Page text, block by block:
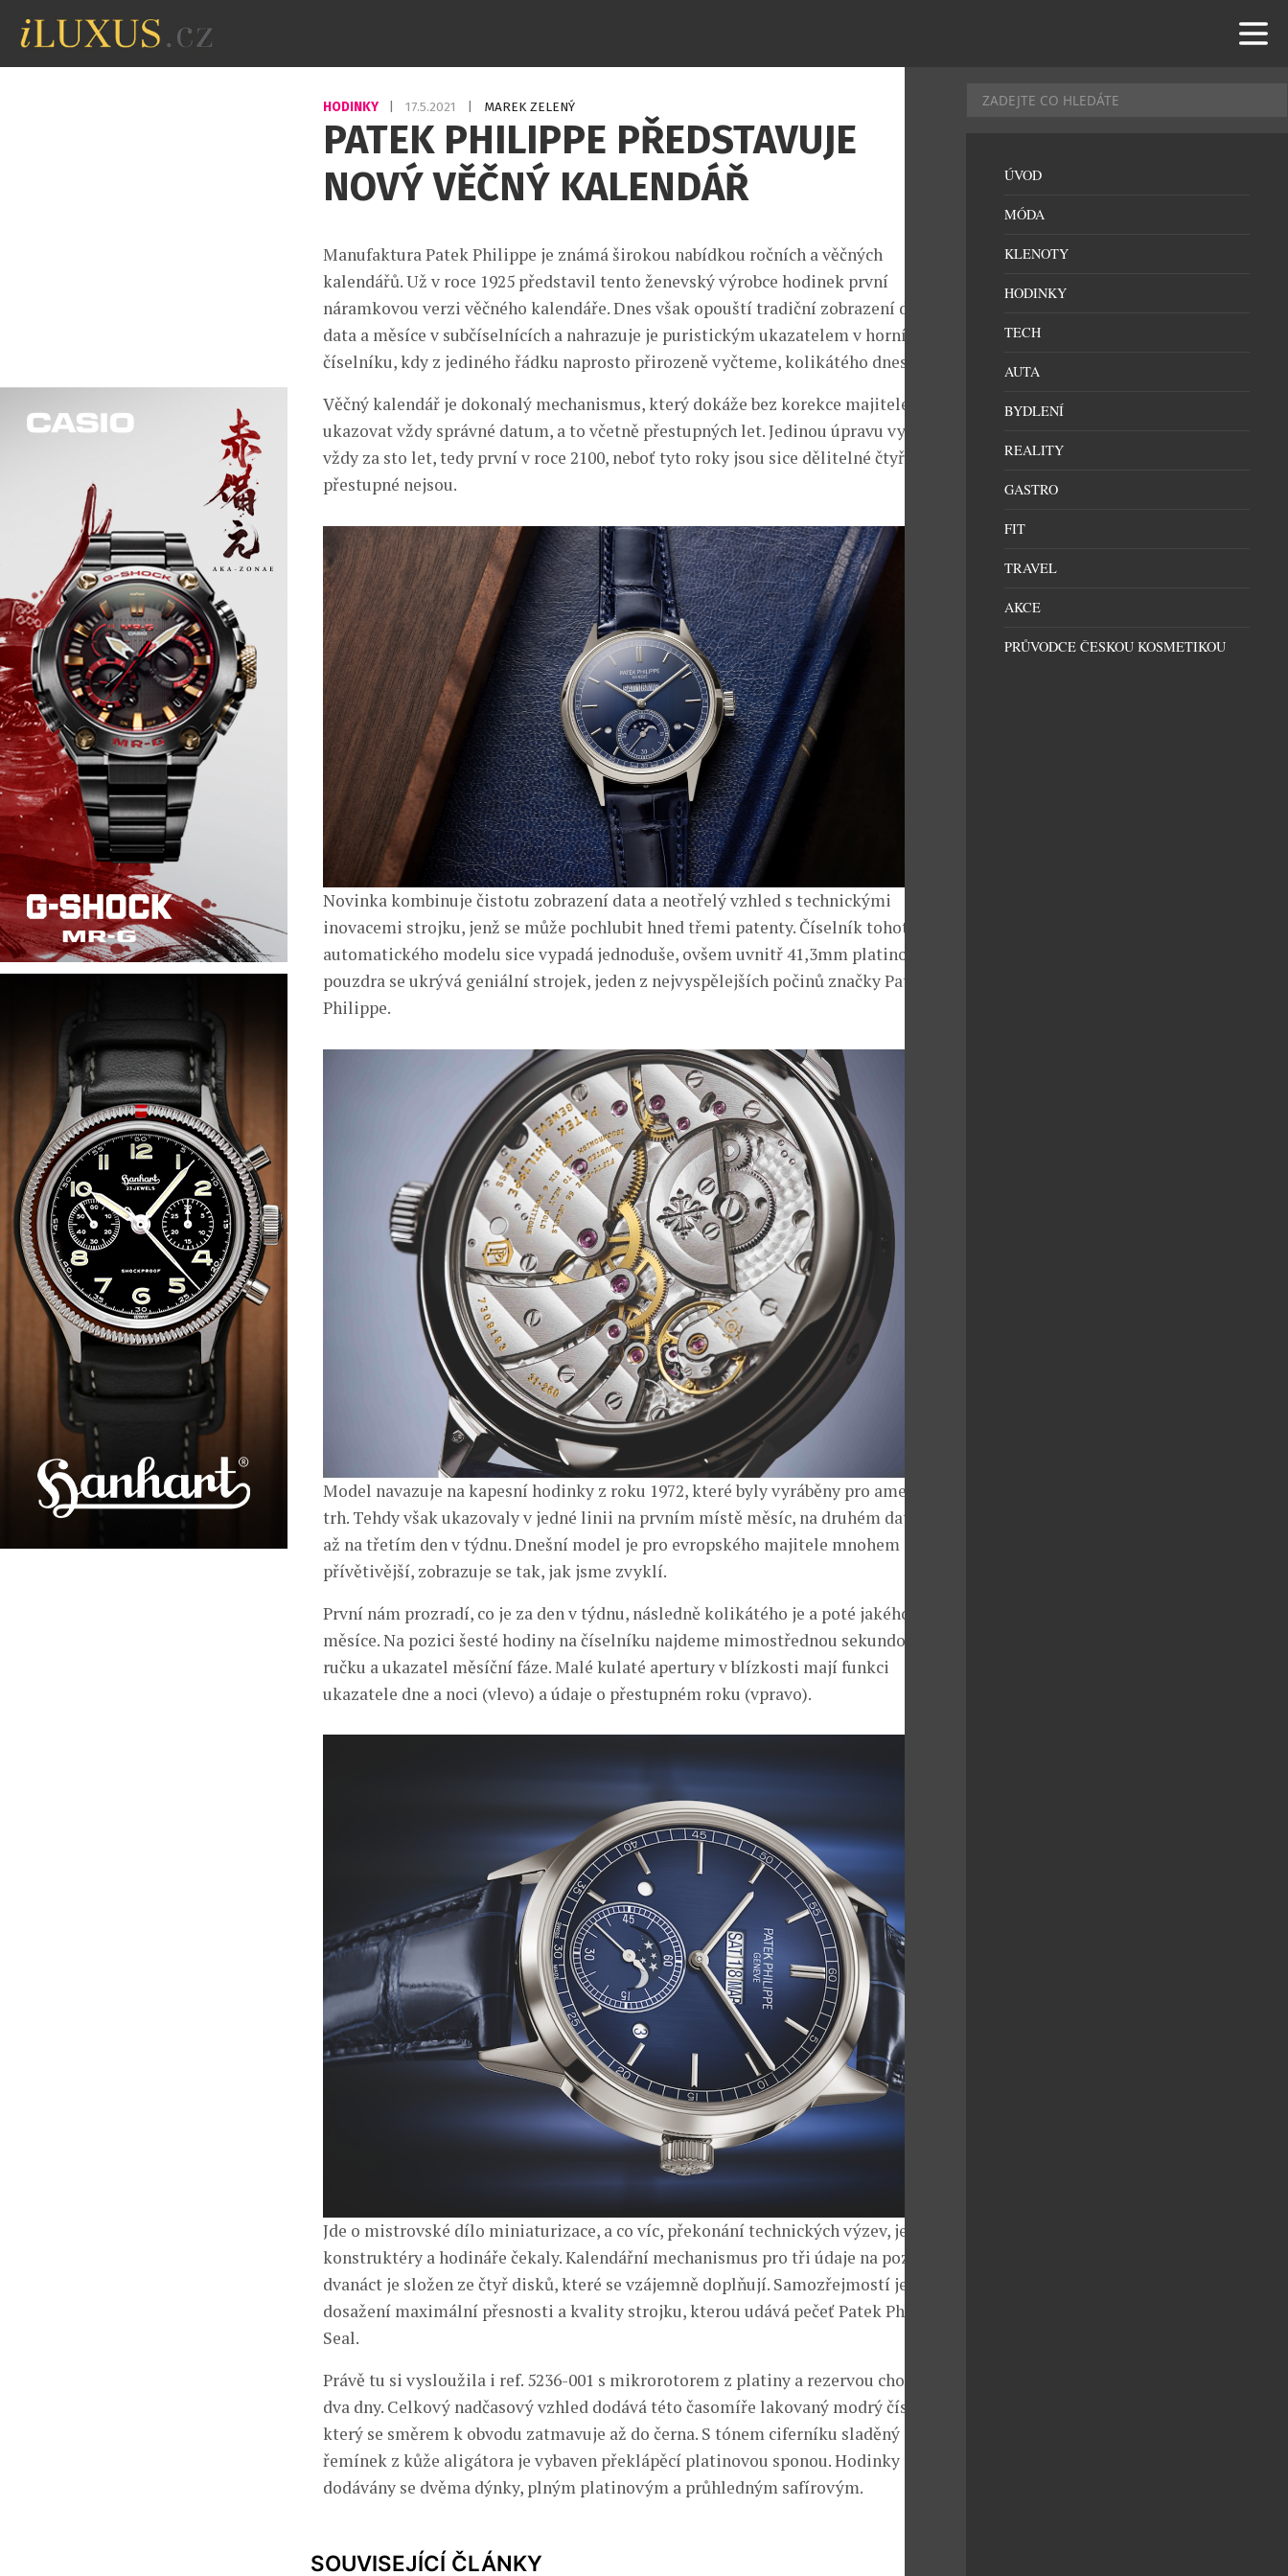
HODINKY 17.5.2021 MAREK ZELENÝ
PATEK PHILIPPE PŘEDSTAVUJE
NOVÝ VĚČNÝ KALENDÁŘ
Manufaktura Patek Philippe je známá širokou nabídkou ročních a věčných
kalendářů. Už v roce 1925 představil tento ženevský výrobce hodinek první
náramkovou verzi věčného kalendáře. Dnes však opouští tradiční zobrazení dne,
data a měsíce v subčíselnících a nahrazuje je puristickým ukazatelem v horní části
číselníku, kdy z jediného řádku naprosto přirozeně vyčteme, kolikátého dnes je.
Věčný kalendář je dokonalý mechanismus, který dokáže bez korekce majitele
ukazovat vždy správné datum, a to včetně přestupných let. Jedinou úpravu vyžaduje
vždy za sto let, tedy první v roce 2100, neboť tyto roky jsou sice dělitelné čtyřmi, ale
přestupné nejsou.
Novinka kombinuje čistotu zobrazení data a neotřelý vzhled s technickými
inovacemi strojku, jenž se může pochlubit hned třemi patenty. Číselník tohoto
automatického modelu sice vypadá jednoduše, ovšem uvnitř 41,3mm platinového
pouzdra se ukrývá geniální strojek, jeden z nejvyspělejších počinů značky Patek
Philippe.
Model navazuje na kapesní hodinky z roku 1972, které byly vyráběny pro americký
trh. Tehdy však ukazovaly v jedné linii na prvním místě měsíc, na druhém datum a
až na třetím den v týdnu. Dnešní model je pro evropského majitele mnohem
přívětivější, zobrazuje se tak, jak jsme zvyklí.
První nám prozradí, co je za den v týdnu, následně kolikátého je a poté jakého
měsíce. Na pozici šesté hodiny na číselníku najdeme mimostřednou sekundovou
ručku a ukazatel měsíční fáze. Malé kulaté apertury v blízkosti mají funkci
ukazatele dne a noci (vlevo) a údaje o přestupném roku (vpravo).
Jde o mistrovské dílo miniaturizace, a co víc, překonání technických výzev, jež na
konstruktéry a hodináře čekaly. Kalendářní mechanismus pro tři údaje na pozici
dvanáct je složen ze čtyř disků, které se vzájemně doplňují. Samozřejmostí je
dosažení maximální přesnosti a kvality strojku, kterou udává pečeť Patek Philippe
Seal.
Právě tu si vysloužila i ref. 5236-001 s mikrorotorem z platiny a rezervou chodu až
dva dny. Celkový nadčasový vzhled dodává této časomíře lakovaný modrý číselník,
který se směrem k obvodu zatmavuje až do černa. S tónem ciferníku sladěný
řemínek z kůže aligátora je vybaven překlápěcí platinovou sponou. Hodinky jsou
dodávány se dvěma dýnky, plným platinovým a průhledným safírovým.
SOUVISEJÍCÍ ČLÁNKY
ÚVOD
MÓDA
KLENOTY
HODINKY
TECH
AUTA
BYDLENÍ
REALITY
GASTRO
FIT
TRAVEL
AKCE
PRŮVODCE ČESKOU KOSMETIKOU